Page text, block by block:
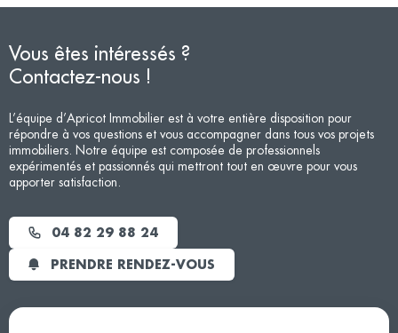
Vous êtes intéressés ?
Contactez-nous !
L’équipe d’Apricot Immobilier est à votre entière disposition pour
répondre à vos questions et vous accompagner dans tous vos projets
immobiliers. Notre équipe est composée de professionnels
expérimentés et passionnés qui mettront tout en œuvre pour vous
apporter satisfaction.
04 82 29 88 24
PRENDRE RENDEZ-VOUS